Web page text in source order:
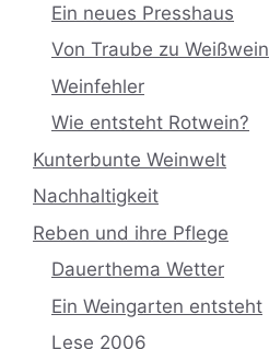
Ein neues Presshaus
Von Traube zu Weißwein
Weinfehler
Wie entsteht Rotwein?
Kunterbunte Weinwelt
Nachhaltigkeit
Reben und ihre Pflege
Dauerthema Wetter
Ein Weingarten entsteht
Lese 2006